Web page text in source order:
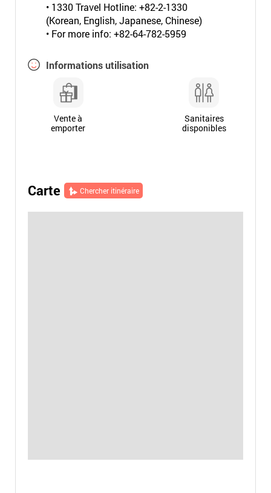
• 1330 Travel Hotline: +82-2-1330
(Korean, English, Japanese, Chinese)
• For more info: +82-64-782-5959
Informations utilisation
Vente à
emporter
Sanitaires
disponibles
Carte Chercher itinéraire